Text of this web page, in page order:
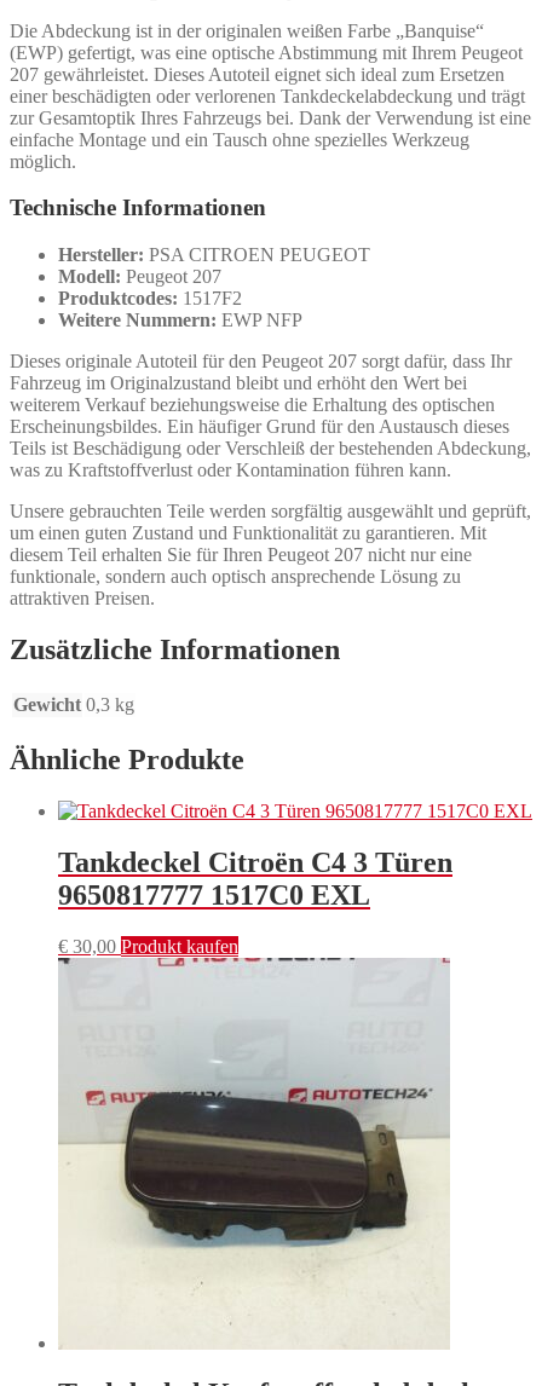
Die Abdeckung ist in der originalen weißen Farbe „Banquise“
(EWP) gefertigt, was eine optische Abstimmung mit Ihrem Peugeot
207 gewährleistet. Dieses Autoteil eignet sich ideal zum Ersetzen
einer beschädigten oder verlorenen Tankdeckelabdeckung und trägt
zur Gesamtoptik Ihres Fahrzeugs bei. Dank der Verwendung ist eine
einfache Montage und ein Tausch ohne spezielles Werkzeug
möglich.
Technische Informationen
Hersteller: PSA CITROEN PEUGEOT
Modell: Peugeot 207
Produktcodes: 1517F2
Weitere Nummern: EWP NFP
Dieses originale Autoteil für den Peugeot 207 sorgt dafür, dass Ihr
Fahrzeug im Originalzustand bleibt und erhöht den Wert bei
weiterem Verkauf beziehungsweise die Erhaltung des optischen
Erscheinungsbildes. Ein häufiger Grund für den Austausch dieses
Teils ist Beschädigung oder Verschleiß der bestehenden Abdeckung,
was zu Kraftstoffverlust oder Kontamination führen kann.
Unsere gebrauchten Teile werden sorgfältig ausgewählt und geprüft,
um einen guten Zustand und Funktionalität zu garantieren. Mit
diesem Teil erhalten Sie für Ihren Peugeot 207 nicht nur eine
funktionale, sondern auch optisch ansprechende Lösung zu
attraktiven Preisen.
Zusätzliche Informationen
Gewicht 0,3 kg
Ähnliche Produkte
Tankdeckel Citroën C4 3 Türen
9650817777 1517C0 EXL
€ 30,00 Produkt kaufen